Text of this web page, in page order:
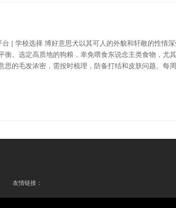
| 学校选择 博好意思犬以其可人的外貌和轩敞的性情
。选定高质地的狗粮，幸免喂食东说念主类食物，尤
的毛发浓密，需按时梳理，防备打结和皮肤问题。每
友情链接：